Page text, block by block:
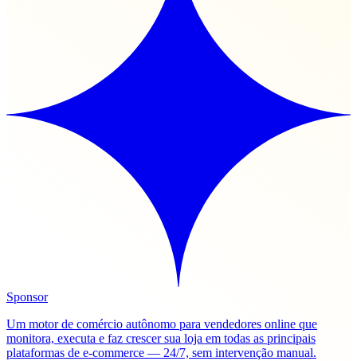
Sponsor
Um motor de comércio autônomo para vendedores online que
monitora, executa e faz crescer sua loja em todas as principais
plataformas de e-commerce — 24/7, sem intervenção manual.